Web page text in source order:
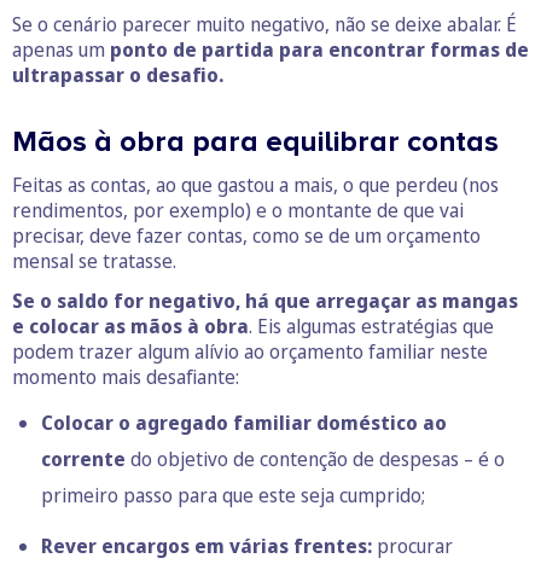
Se o cenário parecer muito negativo, não se deixe abalar. É
apenas um ponto de partida para encontrar formas de
ultrapassar o desafio.
Mãos à obra para equilibrar contas
Feitas as contas, ao que gastou a mais, o que perdeu (nos
rendimentos, por exemplo) e o montante de que vai
precisar, deve fazer contas, como se de um orçamento
mensal se tratasse.
Se o saldo for negativo, há que arregaçar as mangas
e colocar as mãos à obra. Eis algumas estratégias que
podem trazer algum alívio ao orçamento familiar neste
momento mais desafiante:
Colocar o agregado familiar doméstico ao
corrente do objetivo de contenção de despesas – é o
primeiro passo para que este seja cumprido;
Rever encargos em várias frentes: procurar